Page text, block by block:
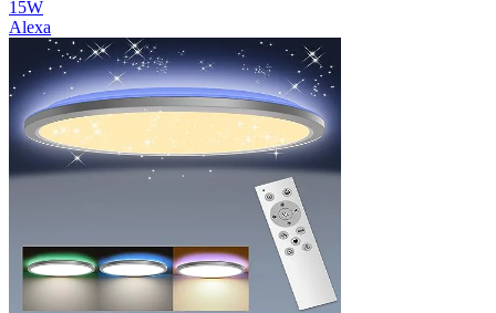
15W
Alexa